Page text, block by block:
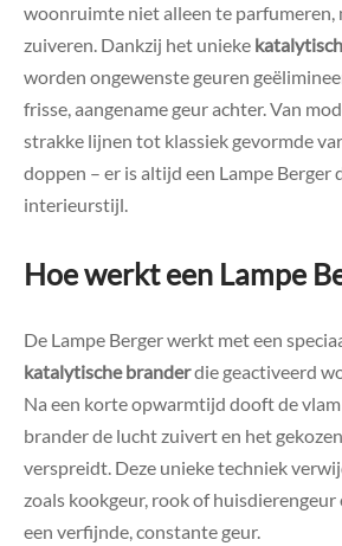
woonruimte niet alleen te parfumeren,
zuiveren. Dankzij het unieke
worden ongewenste geuren
frisse, aangename geur achter. Van
strakke lijnen tot klassiek gevormde
doppen – er is altijd een Lampe Berger
interieurstijl.
Hoe werkt een Lampe
De Lampe Berger werkt met een
katalytische branderdie geactiveerd
Na een korte opwarmtijd dooft de
brander de lucht zuivert en het gekozen
verspreidt. Deze unieke techniek
zoals kookgeur, rook of
een verfijnde, constante geur.